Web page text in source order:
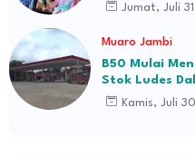
Jumat, Juli
Muaro Jambi
B50 Mulai
Stok Ludes
Kamis, Juli